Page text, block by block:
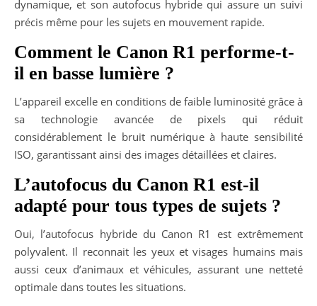
dynamique, et son autofocus hybride qui assure un suivi
précis même pour les sujets en mouvement rapide.
Comment le Canon R1 performe-t-
il en basse lumière ?
L’appareil excelle en conditions de faible luminosité grâce à
sa technologie avancée de pixels qui réduit
considérablement le bruit numérique à haute sensibilité
ISO, garantissant ainsi des images détaillées et claires.
L’autofocus du Canon R1 est-il
adapté pour tous types de sujets ?
Oui, l’autofocus hybride du Canon R1 est extrêmement
polyvalent. Il reconnait les yeux et visages humains mais
aussi ceux d’animaux et véhicules, assurant une netteté
optimale dans toutes les situations.